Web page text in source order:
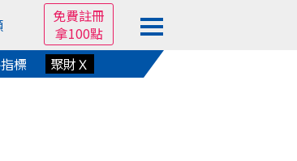
免費註冊
拿100點
標 聚財Ｘ